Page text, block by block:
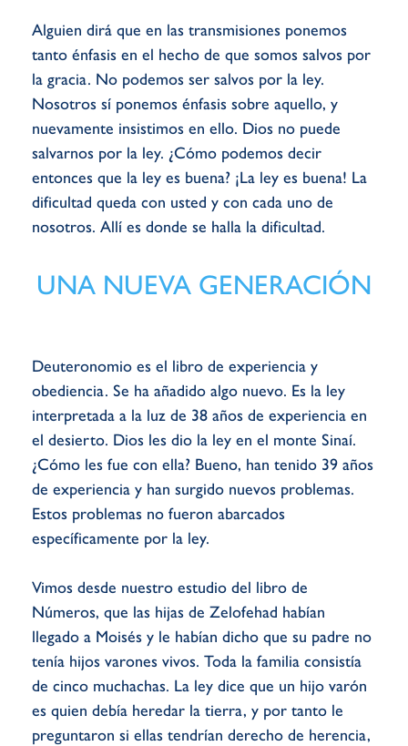
Alguien dirá que en las transmisiones ponemos
tanto énfasis en el hecho de que somos salvos por
la gracia. No podemos ser salvos por la ley.
Nosotros sí ponemos énfasis sobre aquello, y
nuevamente insistimos en ello. Dios no puede
salvarnos por la ley. ¿Cómo podemos decir
entonces que la ley es buena? ¡La ley es buena! La
dificultad queda con usted y con cada uno de
nosotros. Allí es donde se halla la dificultad.
UNA NUEVA GENERACIÓN
Deuteronomio es el libro de experiencia y
obediencia. Se ha añadido algo nuevo. Es la ley
interpretada a la luz de 38 años de experiencia en
el desierto. Dios les dio la ley en el monte Sinaí.
¿Cómo les fue con ella? Bueno, han tenido 39 años
de experiencia y han surgido nuevos problemas.
Estos problemas no fueron abarcados
específicamente por la ley.
Vimos desde nuestro estudio del libro de
Números, que las hijas de Zelofehad habían
llegado a Moisés y le habían dicho que su padre no
tenía hijos varones vivos. Toda la familia consistía
de cinco muchachas. La ley dice que un hijo varón
es quien debía heredar la tierra, y por tanto le
preguntaron si ellas tendrían derecho de herencia,